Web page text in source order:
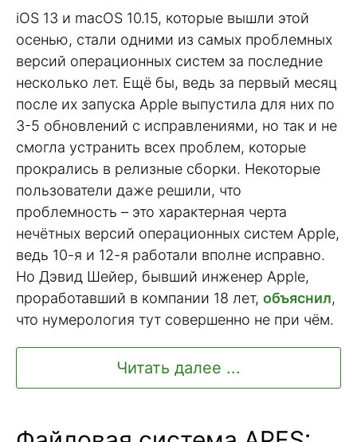
iOS 13 и macOS 10.15, которые вышли этой
осенью, стали одними из самых проблемных
версий операционных систем за последние
несколько лет. Ещё бы, ведь за первый месяц
после их запуска Apple выпустила для них по
3-5 обновлений с исправлениями, но так и не
смогла устранить всех проблем, которые
прокрались в релизные сборки. Некоторые
пользователи даже решили, что
проблемность – это характерная черта
нечётных версий операционных систем Apple,
ведь 10-я и 12-я работали вполне исправно.
Но Дэвид Шейер, бывший инженер Apple,
проработавший в компании 18 лет, объяснил,
что нумерология тут совершенно не при чём.
Читать далее ...